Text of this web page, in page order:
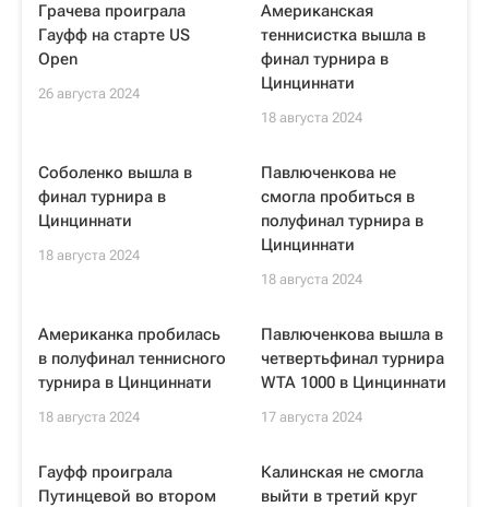
Грачева проиграла
Гауфф на старте US
Open
26 августа 2024
Американская
теннисистка вышла в
финал турнира в
Цинциннати
18 августа 2024
Соболенко вышла в
финал турнира в
Цинциннати
18 августа 2024
Павлюченкова не
смогла пробиться в
полуфинал турнира в
Цинциннати
18 августа 2024
Американка пробилась
в полуфинал теннисного
турнира в Цинциннати
18 августа 2024
Павлюченкова вышла в
четвертьфинал турнира
WTA 1000 в Цинциннати
17 августа 2024
Гауфф проиграла
Путинцевой во втором
Калинская не смогла
выйти в третий круг